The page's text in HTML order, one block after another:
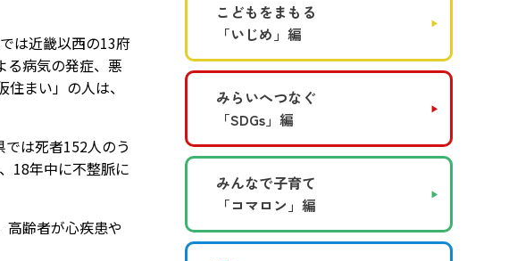
は近畿以西の13府
る病気の発症、悪
まい」の人は、
は死者152人のう
18年中に不整脈に
高齢者が心疾患や
こどもをまもる
「いじめ」編
みらいへつなぐ
「SDGs」編
みんなで子育て
「コマロン」編